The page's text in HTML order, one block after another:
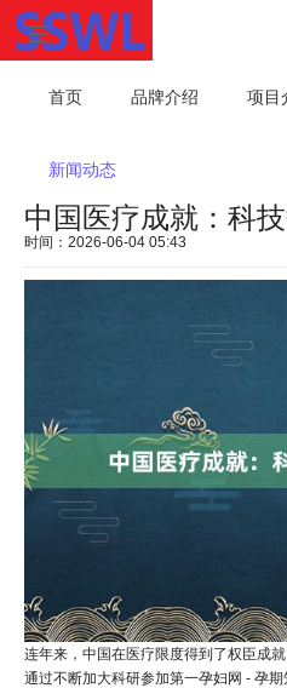
首页 品牌介绍 项目
新闻动态
中国医疗成就：科
时间：2026-06-04 05:43
连年来，中国在医疗限度得到了权臣成
通过不断加大科研参加第一孕妇网 - 孕